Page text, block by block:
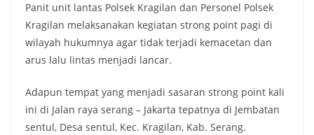
Panit unit lantas Polsek Kragilan dan Personel Polsek
Kragilan melaksanakan kegiatan strong point pagi di
wilayah hukumnya agar tidak terjadi kemacetan dan
arus lalu lintas menjadi lancar.
Adapun tempat yang menjadi sasaran strong point kali
ini di Jalan raya serang – Jakarta tepatnya di Jembatan
sentul, Desa sentul, Kec. Kragilan, Kab. Serang.